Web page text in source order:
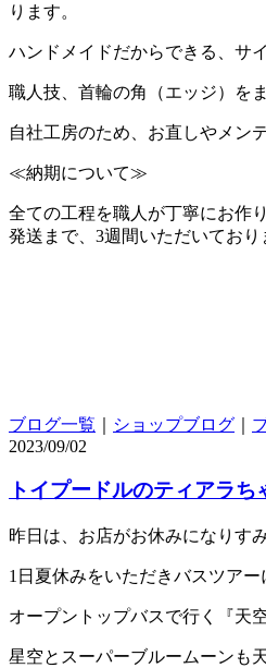
ります。
ハンドメイドだからできる、サ
職人技、首輪の角（エッジ）を
自社工房のため、お直しやメン
≪納期について≫
全ての工程を職人が丁寧にお作
発送まで、3週間いただいており
ブログ一覧 ショップブログ
2023/09/02
トイプードルのティアラち
昨日は、お店がお休みになりす
1日夏休みをいただきバスツア
オープントップバスで行く『天
星空とスーパーブルームーンも